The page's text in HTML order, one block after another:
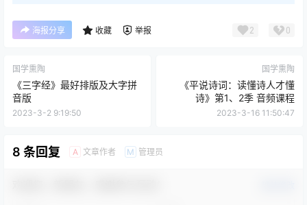
海报分享 收藏 举报 2 0
国学熏陶
《三字经》最好排版及大字拼
音版
2023-3-2 9:19:50
国学熏陶
《平说诗词：读懂诗人才懂
诗》第1、2季 音频课程
2023-3-16 11:50:47
8 条回复 A 文章作者 M 管理员